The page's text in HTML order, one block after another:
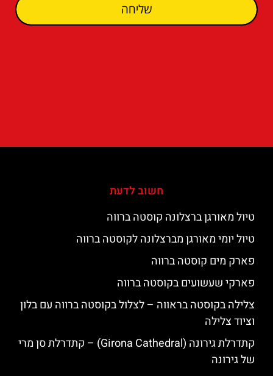
שליחה
חשוב לדעת
טיול מאורגן ברצלונה קוסטה ברווה
טיול יומי מאורגן מברצלונה לקוסטה ברווה
פארק מים קוסטה ברווה
פארקי שעשועים בקוסטה ברווה
צלילה בקוסטה בראווה – לצלול בקוסטה ברווה עם בלון
וציוד צלילה
קתדרלת גירונה (Girona Cathedral) – קתדרלת סן מרי
של גירונה